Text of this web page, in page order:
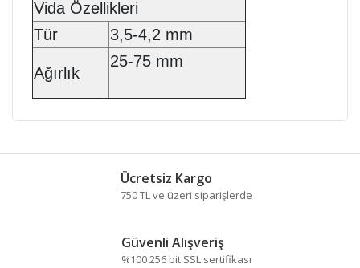
Vida Özellikleri
Tür
3,5-4,2 mm
Ağırlık
25-75 mm
Bu ürüne ilk yorumu siz yapın!
formunu kullanarak tarafımıza iletebilirsiniz.
Görüş ve önerileriniz için teşekkür ederiz.
Ürün açıklamasında eksik bilgiler bulunuyor.
Ücretsiz Kargo
750 TL ve üzeri siparişlerde
Güvenli Alışveriş
%100 256 bit SSL sertifikası